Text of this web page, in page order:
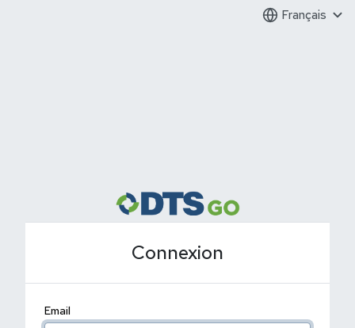
Français
Connexion
Email